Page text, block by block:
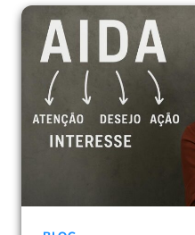
EMPRESA
EM
2025
COMPENSA?
VEJA
COMO